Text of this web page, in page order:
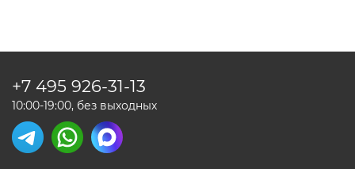
+7 495 926-31-13
10:00-19:00, без выходных